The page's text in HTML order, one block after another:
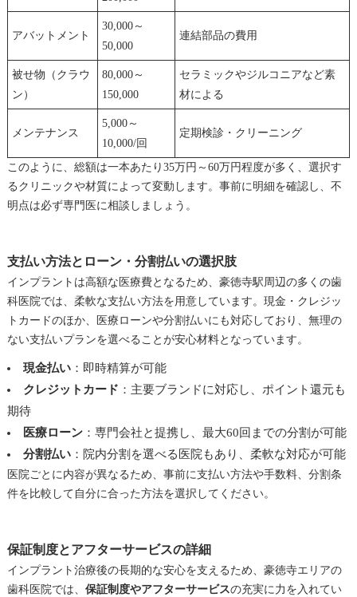
アバットメント
30,000～
50,000
連結部品の費用
被せ物（クラウ
ン）
80,000～
150,000
セラミックやジルコニアなど素
材による
メンテナンス
5,000～
10,000/回
定期検診・クリーニング
このように、総額は一本あたり35万円～60万円程度が多く、選択す
るクリニックや材質によって変動します。事前に明細を確認し、不
明点は必ず専門医に相談しましょう。
支払い方法とローン・分割払いの選択肢
インプラントは高額な医療費となるため、豪徳寺駅周辺の多くの歯
科医院では、柔軟な支払い方法を用意しています。現金・クレジッ
トカードのほか、医療ローンや分割払いにも対応しており、無理の
ない支払いプランを選べることが安心材料となっています。
現金払い：即時精算が可能
クレジットカード ：主要ブランドに対応し、ポイント還元も
期待
医療ローン：専門会社と提携し、最大60回までの分割が可能
分割払い：院内分割を選べる医院もあり、柔軟な対応が可能
医院ごとに内容が異なるため、事前に支払い方法や手数料、分割条
件を比較して自分に合った方法を選択してください。
保証制度とアフターサービスの詳細
インプラント治療後の長期的な安心を支えるため、豪徳寺エリアの
歯科医院では、 保証制度やアフターサービスの充実に力を入れてい